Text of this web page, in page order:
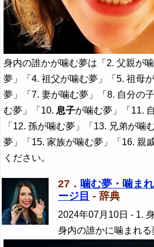
身内の誰かが噛む夢は「2. 父親が
夢」「4. 祖父が噛む夢」「5. 祖母
夢」「7. 妻が噛む夢」「8. 自分の
む夢」「10. 息子が噛む夢」「11.
「12. 孫が噛む夢」「13. 兄弟が噛
夢」「15. 家族が噛む夢」「16. 親
ください。
27． 噛む夢・噛ま
ージ目 - 辞典
2024年07月10日 - 1.
身内の誰かに噛まれる